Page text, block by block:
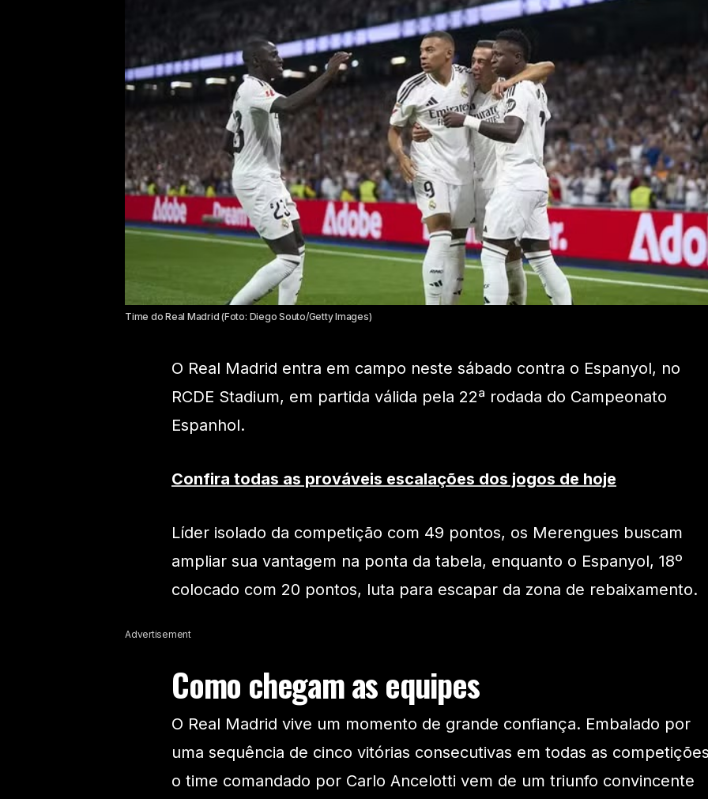
Time do Real Madrid (Foto: Diego Souto/Getty Images)
O Real Madrid entra em campo neste sábado contra o Espanyol, no
RCDE Stadium, em partida válida pela 22ª rodada do Campeonato
Espanhol.
Confira todas as prováveis escalações dos jogos de hoje
Líder isolado da competição com 49 pontos, os Merengues buscam
ampliar sua vantagem na ponta da tabela, enquanto o Espanyol, 18º
colocado com 20 pontos, luta para escapar da zona de rebaixamento.
Advertisement
Como chegam as equipes
O Real Madrid vive um momento de grande confiança. Embalado por
uma sequência de cinco vitórias consecutivas em todas as
o time comandado por Carlo Ancelotti vem de um triunfo convincente